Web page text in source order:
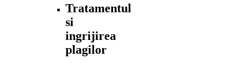
Tratamentul
si
ingrijirea
plagilor